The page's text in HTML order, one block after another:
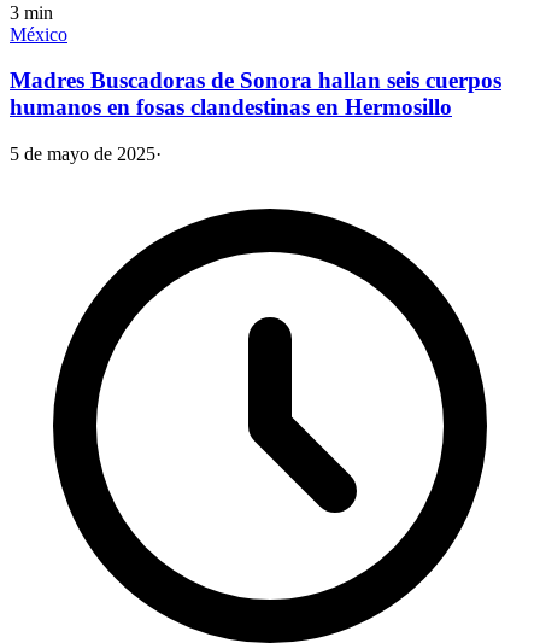
3 min
México
Madres Buscadoras de Sonora hallan seis cuerpos
humanos en fosas clandestinas en Hermosillo
5 de mayo de 2025·